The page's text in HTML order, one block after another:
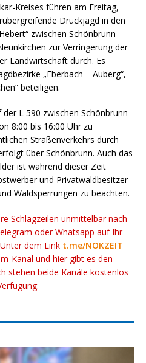
Kreises führen am Freitag,
Drückjagd in den
zwischen Schönbrunn-
zur Verringerung der
Landwirtschaft durch. Es
„Eberbach – Auberg“,
beteiligen.
L 590 zwischen Schönbrunn-
8:00 bis 16:00 Uhr zu
Straßenverkehrs durch
über Schönbrunn. Auch das
ist während dieser Zeit
und Privatwaldbesitzer
Waldsperrungen zu beachten.
Schlagzeilen unmittelbar nach
oder Whatsapp auf Ihr
dem Link t.me/NOKZEIT
Kanal und hier gibt es den
stehen beide Kanäle kostenlos